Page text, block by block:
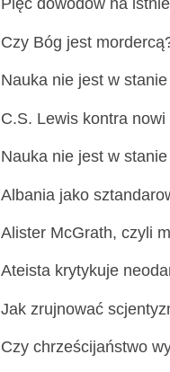
Czy Bóg jest
Nauka nie jest w
C.S. Lewis kontra nowi
Nauka nie jest w
Albania jako
Alister McGrath, czyli
Ateista krytykuje
Jak zrujnować
Czy chrześcijaństwo